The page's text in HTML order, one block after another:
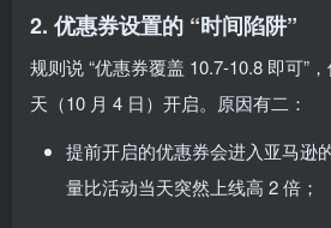
2. 优惠券设置的 “时间陷阱”
规则说 “优惠券覆盖 10.7-10.8 即可”
天（10 月 4 日）开启。原因有二：
提前开启的优惠券会进入亚马逊
量比活动当天突然上线高 2 倍；